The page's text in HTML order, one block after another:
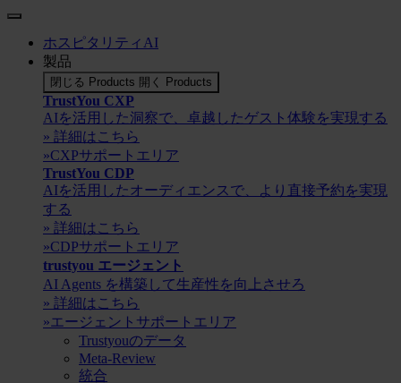
ホスピタリティAI
製品
閉じる Products 開く Products
TrustYou CXP
AIを活用した洞察で、卓越したゲスト体験を実現する
» 詳細はこちら
»CXPサポートエリア
TrustYou CDP
AIを活用したオーディエンスで、より直接予約を実現
する
» 詳細はこちら
»CDPサポートエリア
trustyou エージェント
AI Agents を構築して生産性を向上させろ
» 詳細はこちら
»エージェントサポートエリア
Trustyouのデータ
Meta-Review
統合